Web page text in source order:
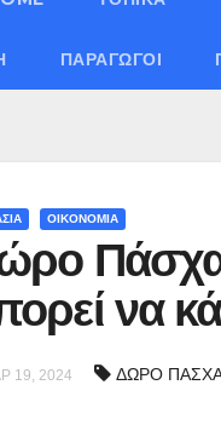
ΠΑΡΑΓΩΓΟΊ
ΟΙΚΟΝΟΜΙΑ
Πάσχα
να
19, 2024 ΔΩΡΟ